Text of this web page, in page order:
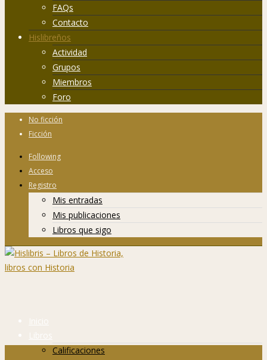
FAQs
Contacto
Hislibreños
Actividad
Grupos
Miembros
Foro
No ficción
Ficción
Following
Acceso
Registro
Mis entradas
Mis publicaciones
Libros que sigo
Inicio
Libros
Calificaciones